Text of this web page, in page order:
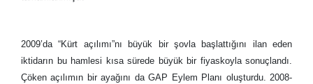
2009’da “Kürt açılımı”nı büyük bir şovla başlattığını ilan eden
iktidarın bu hamlesi kısa sürede büyük bir fiyaskoyla sonuçlandı.
Çöken açılımın bir ayağını da GAP Eylem Planı oluşturdu. 2008-